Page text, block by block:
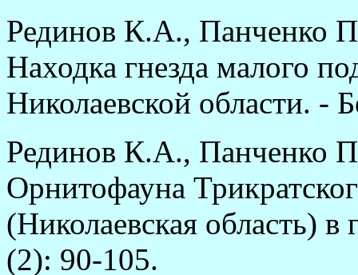
Рединов К.А., Панченко
Находка гнезда малого
Николаевской области. -
Рединов К.А., Панченко
Орнитофауна
(Николаевская область)
(2): 90-105.